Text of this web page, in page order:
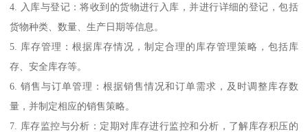
4. 入库与登记：将收到的货物进行入库，并进行详细的登记，包括
货物种类、数量、生产日期等信息。
5. 库存管理：根据库存情况，制定合理的库存管理策略，包括库
存、安全库存等。
6. 销售与订单管理：根据销售情况和订单需求，及时调整库存数
量，并制定相应的销售策略。
7. 库存监控与分析：定期对库存进行监控和分析，了解库存积压的